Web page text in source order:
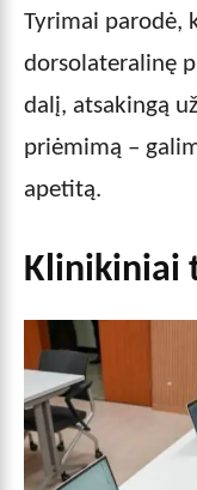
Tyrimai parodė,
dorsolateralinę
dalį, atsakingą
priėmimą –
apetitą.
Klinikiniai